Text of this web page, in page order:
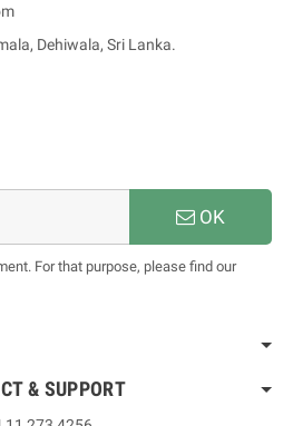
Dehiwala, Sri Lanka.
OK
For that purpose, please find our
& SUPPORT